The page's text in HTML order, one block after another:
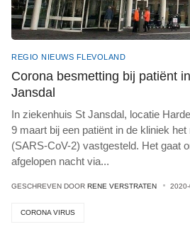
REGIO NIEUWS FLEVOLAND
Corona besmetting bij patiënt
Jansdal
In ziekenhuis St Jansdal, locatie
9 maart bij een patiënt in de kliniek
(SARS-CoV-2) vastgesteld. Het gaat
afgelopen nacht via...
GESCHREVEN DOOR RENE VERSTRATEN
CORONA VIRUS